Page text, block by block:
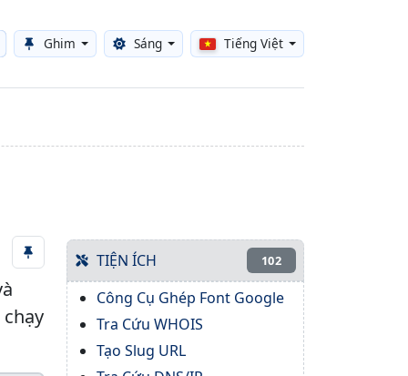
Ghim Toggle theme
Sáng Tiếng Việt
TIỆN ÍCH 102
Công Cụ Ghép Font Google
Tra Cứu WHOIS
Tạo Slug URL